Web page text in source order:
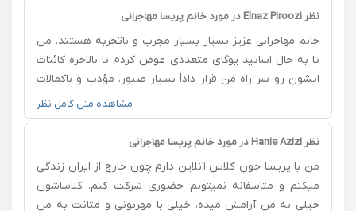
رو پیش ببریم و ایشون در این زمینه خیلی خوب جلسات یوگا
نظر Elnaz Piroozi در مورد خانم پریسا مهاجرانی
خانم مهاجرانی عزیز بسیار بسیار مجرب و باتجربه هستند. من
تا به حال اساتید یوگای متعددی عوض کردم تا بالاخره کائنات
ایشون رو سر راه من قرار داد! بسیار صبور، مؤدب و باکمالات
که از لحظه لحظه کلاس می‌شه لذت برد. ایشون اشراف کامل
بر تمام حرکات پیچیده و ساده‌ی یوگا دارند به همین دلیل با
خیال راحت می‌تونید بدون نگرانی (بدون آسیب به کمر و ..) با
عزیز و دوست‌داشتنی. سپاس فراوان .
مشاهده متن کامل نظر
نظر Hanie Azizi در مورد خانم پریسا مهاجرانی
من با پريسا جون كلاس آنلاين دارم چون خارج از ايران زندگى
ميكنم و متاسفانه نميتونم حضورى شركت كنم. كلاساشون
خيلى به من آرامش ميده، خيلى با مهربونى و متانت به من